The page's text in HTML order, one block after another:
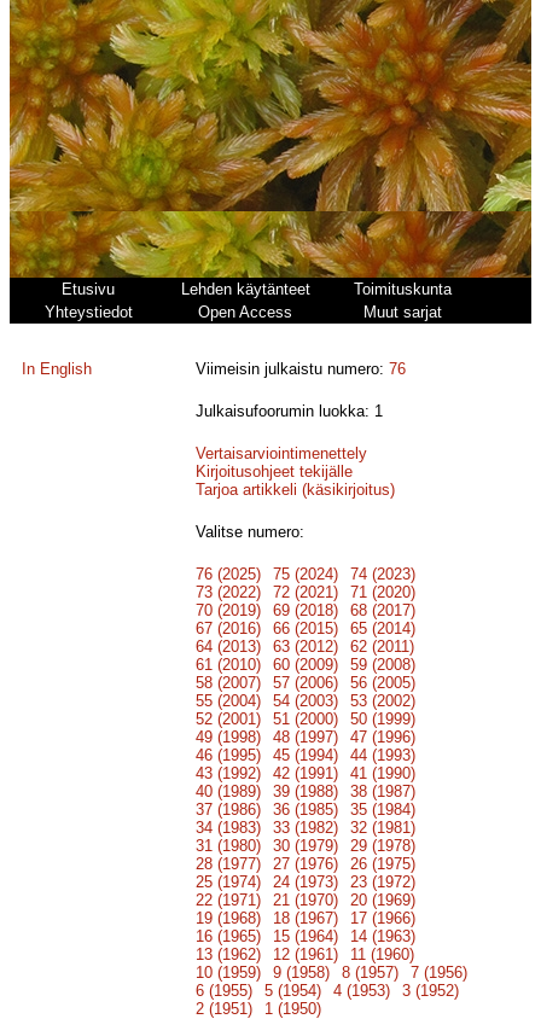
Etusivu Lehden käytänteet
Toimituskunta
Yhteystiedot
Open Access Muut sarjat
In English Viimeisin julkaistu numero:76
Julkaisufoorumin luokka: 1
Vertaisarviointimenettely
Kirjoitusohjeet tekijälle
Tarjoa artikkeli (käsikirjoitus)
Valitse numero:
76 (2025) 75 (2024)
74 (2023)
73 (2022)
72 (2021)
71 (2020)
70 (2019)
69 (2018)
68 (2017)
67 (2016)
66 (2015)
65 (2014)
64 (2013)
63 (2012)
62 (2011)
61 (2010)
60 (2009)
59 (2008)
58 (2007)
57 (2006)
56 (2005)
55 (2004)
54 (2003)
53 (2002)
52 (2001)
51 (2000)
50 (1999)
49 (1998)
48 (1997)
47 (1996)
46 (1995)
45 (1994)
44 (1993)
43 (1992)
42 (1991)
41 (1990)
40 (1989)
39 (1988)
38 (1987)
37 (1986)
36 (1985)
35 (1984)
34 (1983)
33 (1982)
32 (1981)
31 (1980)
30 (1979)
29 (1978)
28 (1977)
27 (1976)
26 (1975)
25 (1974)
24 (1973)
23 (1972)
22 (1971)
21 (1970)
20 (1969)
19 (1968)
18 (1967)
17 (1966)
16 (1965)
15 (1964)
14 (1963)
13 (1962)
12 (1961)
11 (1960)
10 (1959)
9 (1958) 8 (1957)
7 (1956)
6 (1955)
5 (1954) 4 (1953)
3 (1952)
2 (1951)
1 (1950)